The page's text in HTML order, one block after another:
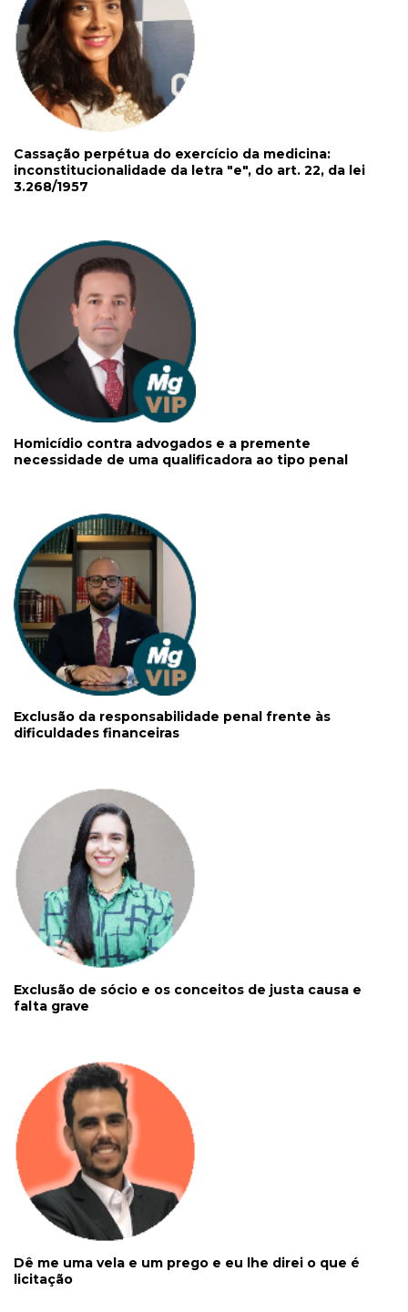
Cassação perpétua do exercício da medicina:
inconstitucionalidade da letra "e", do art. 22, da lei
3.268/1957
Homicídio contra advogados e a premente
necessidade de uma qualificadora ao tipo penal
Exclusão da responsabilidade penal frente às
dificuldades financeiras
Exclusão de sócio e os conceitos de justa causa e
falta grave
Dê me uma vela e um prego e eu lhe direi o que é
licitação